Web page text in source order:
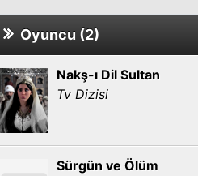
Oyuncu (2)
Nakş-ı Dil Sultan
Tv Dizisi
Sürgün ve Ölüm